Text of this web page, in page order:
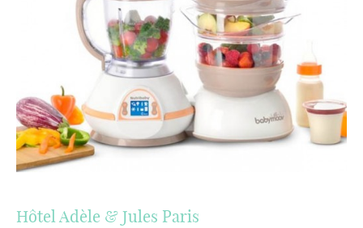
Hôtel Adèle & Jules Paris